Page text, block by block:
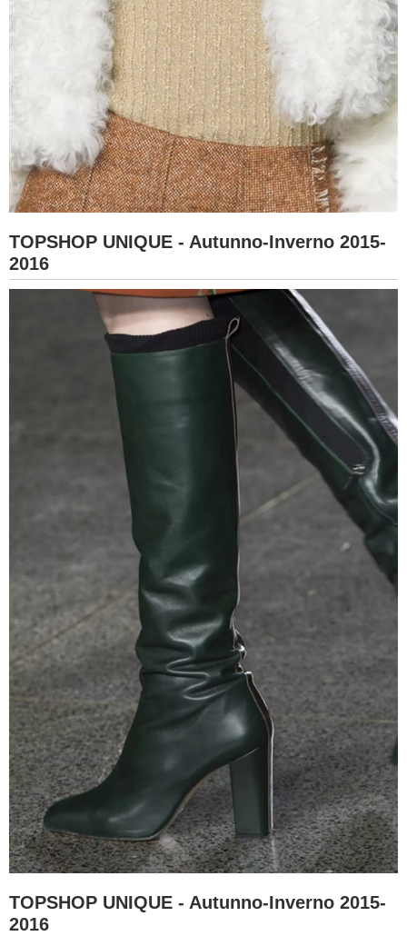
TOPSHOP UNIQUE - Autunno-Inverno 2015-
2016
TOPSHOP UNIQUE - Autunno-Inverno 2015-
2016